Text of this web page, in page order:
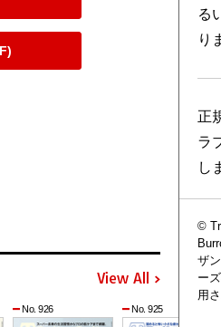
View All
No. 926 No. 925
る
り
正
ラ
し
©
ザ
ー
用